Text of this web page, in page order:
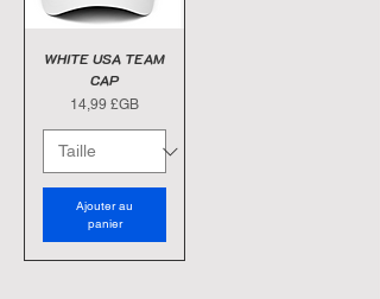
WHITE USA TEAM
CAP
Prix
14,99 £GB
Ajouter au
panier